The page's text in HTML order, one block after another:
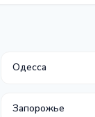
Одесса
Запорожье